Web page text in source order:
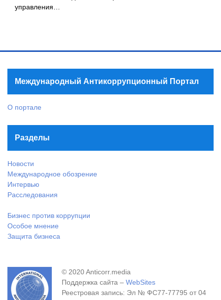
управления…
Международный Антикоррупционный Портал
О портале
Разделы
Новости
Международное обозрение
Интервью
Расследования
Бизнес против коррупции
Особое мнение
Защита бизнеса
© 2020 Anticorr.media
Поддержка сайта – WebSites
Реестровая запись: Эл № ФС77-77795 от 04